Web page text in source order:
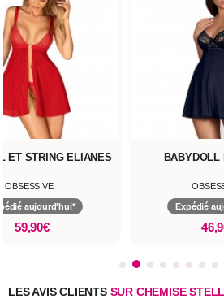
ET STRING ELIANES
OBSESSIVE
aujourd'hui*
59,90€
BABYDOLL
Expédié
LES AVIS CLIENTSSUR CHEMISE